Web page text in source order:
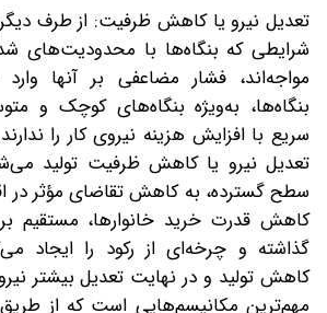
تعدیل نیرو یا کاهش ظرفیت: از طرف
شرایطی که بنگاه‌ها با محدودیت‌های
مواجه‌اند، فشار مضاعفی بر آنها
بنگاه‌ها، به‌ویژه بنگاه‌های کوچک و
سریع با افزایش هزینه نیروی کار را
تعدیل نیرو یا کاهش ظرفیت تولید
سطح گسترده، به کاهش تقاضای مؤثر در
کاهش قدرت خرید خانوارها، مستقیم
گذاشته و چرخه‌ای از رکود را ایجاد
کاهش تولید و در نهایت تعدیل بیشتر
مهم‌ترین مکانیسم‌هایی است که از